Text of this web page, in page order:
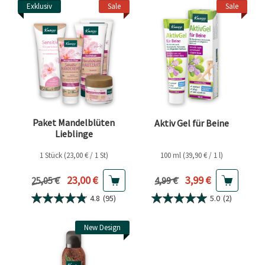
Sale
Exklusiv
Paket Mandelblüten
Lieblinge
1 Stück (23,00 € / 1 St)
Vorheriger Preis
25,05 € Aktueller Preis
23,00 €
4.8 (95)
Sale
Aktiv Gel für Beine
100 ml (39,90 € / 1 l)
Vorheriger Preis
4,99 € Aktueller Preis
3,99 €
5.0 (2)
New Design